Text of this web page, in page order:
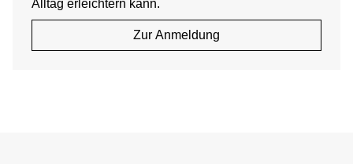
Alltag erleichtern kann.
Zur Anmeldung